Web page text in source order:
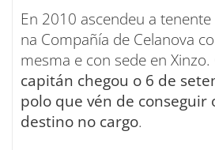
En 2010 ascendeu a
na Compañía de Celanova
mesma e con sede en Xinzo.
capitán chegou o 6 de
polo que vén de conseguir
destino no cargo.